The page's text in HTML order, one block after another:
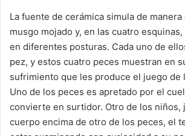
La fuente de cerámica simula de
musgo mojado y, en las cuatro
en diferentes posturas. Cada uno de
pez, y estos cuatro peces muestran en
sufrimiento que les produce el juego de
Uno de los peces es apretado por el
convierte en surtidor. Otro de los niños,
cuerpo encima de otro de los peces, el